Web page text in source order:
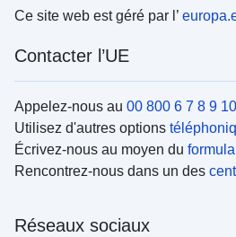
Ce site web est géré par l’
Contacter l’UE
Appelez-nous au 00 800 6 7 8 9
Utilisez d'autres options
Écrivez-nous au moyen du
Rencontrez-nous dans un des
Réseaux sociaux